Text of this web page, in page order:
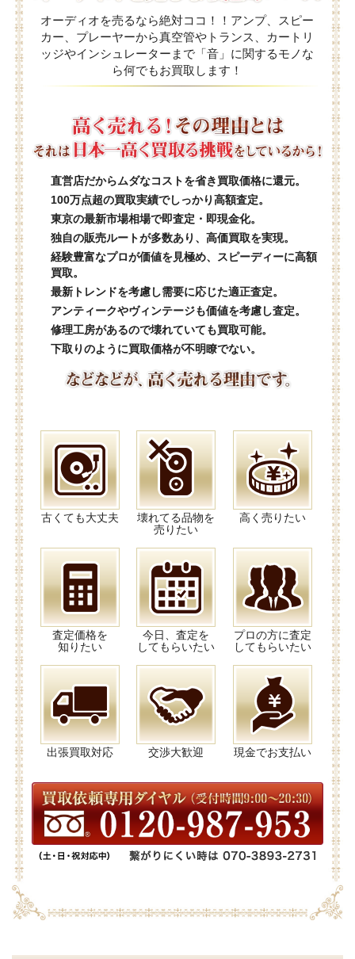
オーディオを売るなら絶対ココ！！アンプ、スピー
カー、プレーヤーから真空管やトランス、カートリ
ッジやインシュレーターまで「音」に関するモノな
ら何でもお買取します！
直営店だからムダなコストを省き買取価格に還元。
100万点超の買取実績でしっかり高額査定。
東京の最新市場相場で即査定・即現金化。
独自の販売ルートが多数あり、高価買取を実現。
経験豊富なプロが価値を見極め、スピーディーに高額
買取。
最新トレンドを考慮し需要に応じた適正査定。
アンティークやヴィンテージも価値を考慮し査定。
修理工房があるので壊れていても買取可能。
下取りのように買取価格が不明瞭でない。
古くても大丈夫
壊れてる品物を
売りたい
高く売りたい
査定価格を
知りたい
今日、査定を
してもらいたい
プロの方に査定
してもらいたい
出張買取対応 交渉大歓迎 現金でお支払い